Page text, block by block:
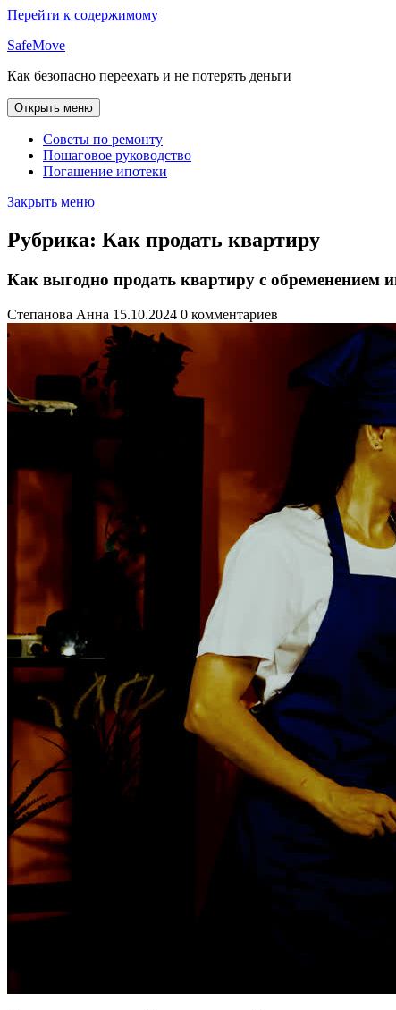
Перейти к содержимому
SafeMove
Как безопасно переехать и не потерять деньги
Открыть меню
Советы по ремонту
Пошаговое руководство
Погашение ипотеки
Закрыть меню
Рубрика: Как продать квартиру
Как выгодно продать квартиру с обременением
Степанова Анна 15.10.2024 0 комментариев